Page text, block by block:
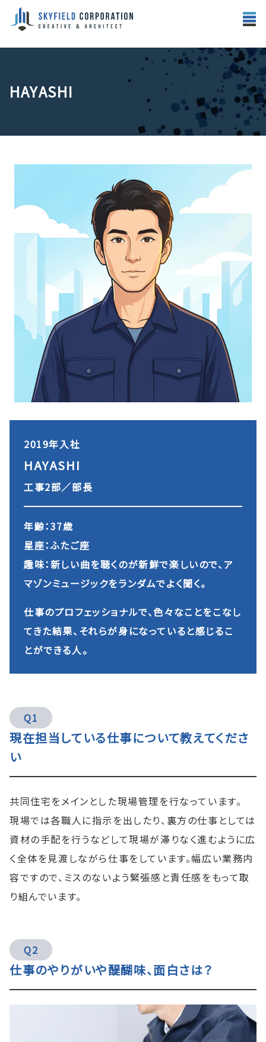
HAYASHI
2019年入社
HAYASHI
工事2部／部長
年齢：37歳
星座：ふたご座
趣味：新しい曲を聴くのが新鮮で楽しいので、ア
マゾンミュージックをランダムでよく聞く。
仕事のプロフェッショナルで、色々なことをこなし
てきた結果、それらが身になっていると感じるこ
とができる人。
Q1
現在担当している仕事について教えてくださ
い
共同住宅をメインとした現場管理を行なっています。
現場では各職人に指示を出したり、裏方の仕事としては
資材の手配を行うなどして現場が滞りなく進むように広
く全体を見渡しながら仕事をしています。幅広い業務内
容ですので、ミスのないよう緊張感と責任感をもって取
り組んでいます。
Q2
仕事のやりがいや醍醐味、面白さは？